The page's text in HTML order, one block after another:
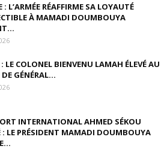
: L’ARMÉE RÉAFFIRME SA LOYAUTÉ
À MAMADI DOUMBOUYA
LE COLONEL BIENVENU LAMAH ÉLEVÉ AU
GÉNÉRAL...
INTERNATIONAL AHMED SÉKOU
: LE PRÉSIDENT MAMADI DOUMBOUYA